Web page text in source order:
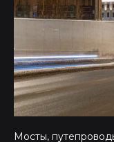
Мосты,